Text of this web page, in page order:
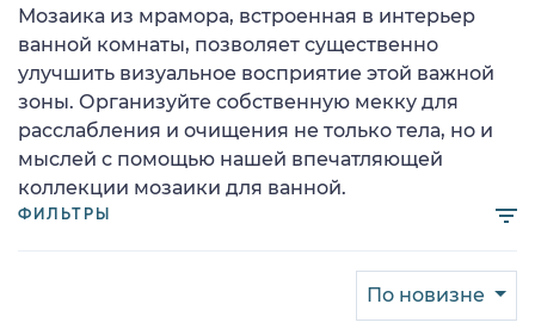
Мозаика из мрамора, встроенная в интерьер
ванной комнаты, позволяет существенно
улучшить визуальное восприятие этой важной
зоны. Организуйте собственную мекку для
расслабления и очищения не только тела, но и
мыслей с помощью нашей впечатляющей
коллекции мозаики для ванной.
ФИЛЬТРЫ
По новизне